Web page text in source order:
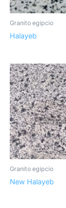
Granito egipcio
Halayeb
Granito egipcio
New Halayeb